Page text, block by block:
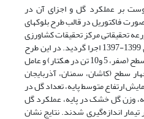
بر عملکرد گل و اجزای آن در
فاکتوریل در قالب طرح بلوک­های
تحقیقاتی مرکز تحقیقات کشاورزی
و منابع طبیعی گلستان در سال­های 1399-1397 اجرا گردید. در این طرح
عامل اول ورمی‌کمپوست در سه سطح (صفر، 5 و10 تن در هکتار) و عامل
سطح (کاشان، سمنان، آذربایجان
ارتفاع متوسط پایه، تعداد گل در
وزن گل خشک در پایه، عملکرد گل
اندازه‌گیری شدند. نتایج نشان